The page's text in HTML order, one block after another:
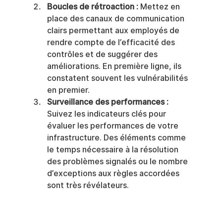
Boucles de rétroaction : Mettez en
place des canaux de communication
clairs permettant aux employés de
rendre compte de l’efficacité des
contrôles et de suggérer des
améliorations. En première ligne, ils
constatent souvent les vulnérabilités
en premier.
Surveillance des performances :
Suivez les indicateurs clés pour
évaluer les performances de votre
infrastructure. Des éléments comme
le temps nécessaire à la résolution
des problèmes signalés ou le nombre
d’exceptions aux règles accordées
sont très révélateurs.